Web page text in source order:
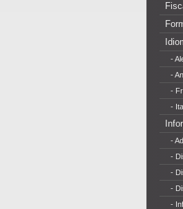
-
-
-
-
-
-
-
-
-